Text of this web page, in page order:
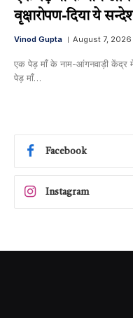
वृक्षारोपण-दिया ये
Vinod Gupta August 7, 2026
एक पेड़ माँ के नाम-आंगनवाड़ी केंद्र में
पेड़ माँ…
Facebook
Instagram